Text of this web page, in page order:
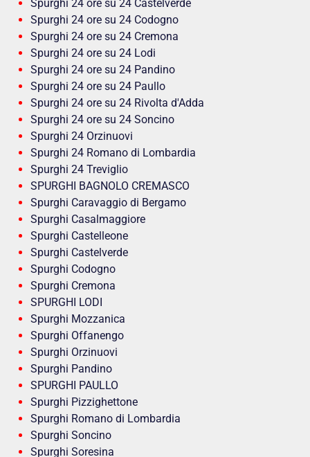
Spurghi 24 ore su 24 Castelverde
Spurghi 24 ore su 24 Codogno
Spurghi 24 ore su 24 Cremona
Spurghi 24 ore su 24 Lodi
Spurghi 24 ore su 24 Pandino
Spurghi 24 ore su 24 Paullo
Spurghi 24 ore su 24 Rivolta d'Adda
Spurghi 24 ore su 24 Soncino
Spurghi 24 Orzinuovi
Spurghi 24 Romano di Lombardia
Spurghi 24 Treviglio
SPURGHI BAGNOLO CREMASCO
Spurghi Caravaggio di Bergamo
Spurghi Casalmaggiore
Spurghi Castelleone
Spurghi Castelverde
Spurghi Codogno
Spurghi Cremona
SPURGHI LODI
Spurghi Mozzanica
Spurghi Offanengo
Spurghi Orzinuovi
Spurghi Pandino
SPURGHI PAULLO
Spurghi Pizzighettone
Spurghi Romano di Lombardia
Spurghi Soncino
Spurghi Soresina